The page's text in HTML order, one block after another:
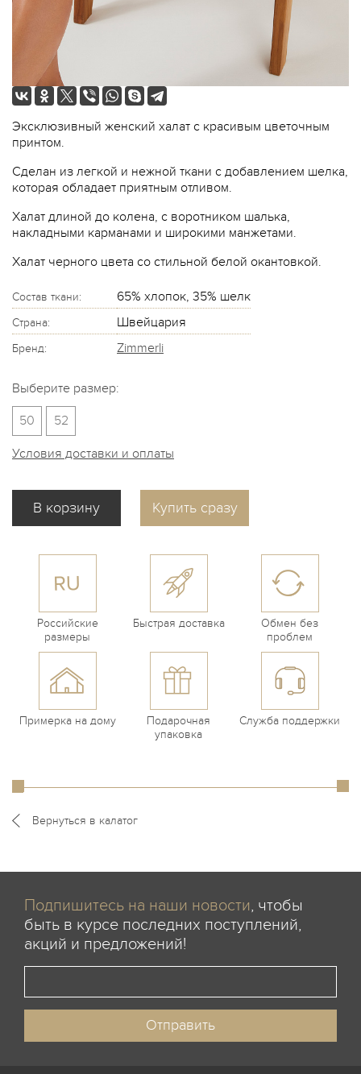
Эксклюзивный женский халат с красивым цветочным
принтом.
Сделан из легкой и нежной ткани с добавлением шелка,
которая обладает приятным отливом.
Халат длиной до колена, с воротником шалька,
накладными карманами и широкими манжетами.
Халат черного цвета со стильной белой окантовкой.
Состав ткани: 65% хлопок, 35% шелк
Страна: Швейцария
Бренд: Zimmerli
Выберите размер:
50
52
Условия доставки и оплаты
Купить сразу
Российские
размеры
Быстрая доставка
Обмен без
проблем
Примерка на дому
Подарочная
упаковка
Служба поддержки
Вернуться в калатог
Подпишитесь на наши новости, чтобы
быть в курсе последних поступлений,
акций и предложений!